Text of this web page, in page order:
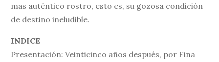
mas auténtico rostro, esto es, su gozosa condición
de destino ineludible.
INDICE
Presentación: Veinticinco años después, por Fina